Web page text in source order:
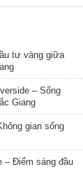
tư vàng giữa
– Sống
Giang
gian sống
– Điểm sáng đầu